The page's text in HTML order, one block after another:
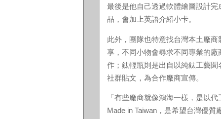
最後是他自己透過軟體繪圖設計
品，會加上英語介紹小卡。
此外，團隊也特意找台灣本土廠
享，不同小物會尋求不同專業的
作；鈦輕瓶則是出自以純鈦工藝
社群貼文，為合作廠商宣傳。
「有些廠商就像鴻海一樣，是以
Made in Taiwan，是希望台灣優